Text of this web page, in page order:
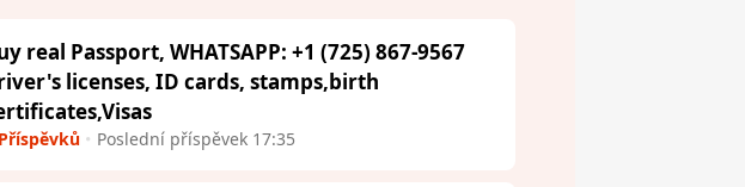
real Passport, WHATSAPP: +1 (725) 867-9567
licenses, ID cards, stamps,birth
Poslední příspěvek 17:35